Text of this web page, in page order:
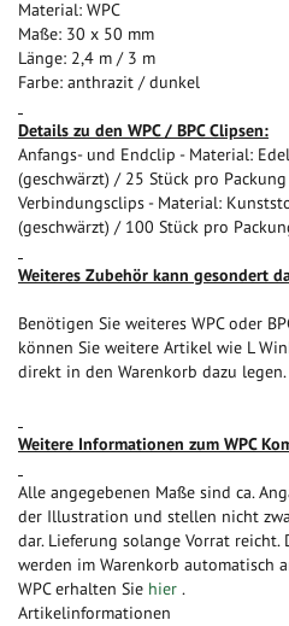
Material: WPC
Maße: 30 x 50 mm
Länge: 2,4 m / 3 m
Farbe: anthrazit / dunkel
Details zu den WPC / BPC Clipsen:
Anfangs- und Endclip - Material:
(geschwärzt) / 25 Stück pro Packung
Verbindungsclips - Material:
(geschwärzt) / 100 Stück pro
Weiteres Zubehör kann gesondert
Benötigen Sie weiteres WPC oder
können Sie weitere Artikel wie L
direkt in den Warenkorb dazu legen.
Weitere Informationen zum WPC
Alle angegebenen Maße sind ca.
der Illustration und stellen nicht
dar. Lieferung solange Vorrat reicht.
werden im Warenkorb automatisch
WPC erhalten Sie hier .
Artikelinformationen